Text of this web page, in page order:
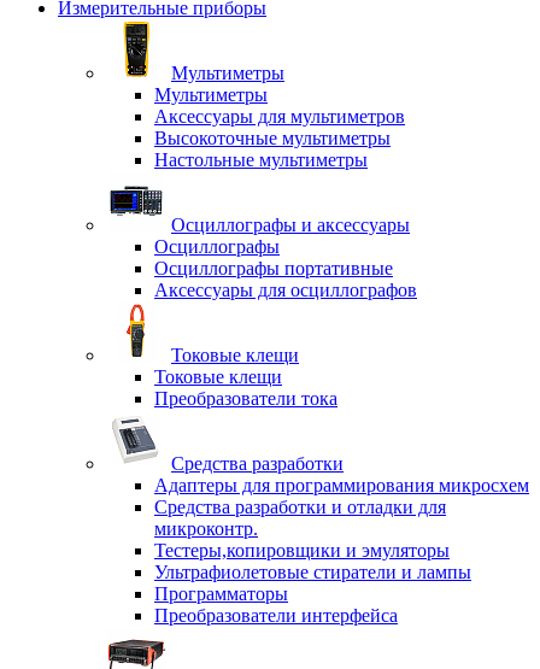
Измерительные приборы
Мультиметры
Мультиметры
Аксессуары для мультиметров
Высокоточные мультиметры
Настольные мультиметры
Осциллографы и аксессуары
Осциллографы
Осциллографы портативные
Аксессуары для осциллографов
Токовые клещи
Токовые клещи
Преобразователи тока
Средства разработки
Адаптеры для программирования микросхем
Средства разработки и отладки для
микроконтр.
Тестеры,копировщики и эмуляторы
Ультрафиолетовые стиратели и лампы
Программаторы
Преобразователи интерфейса